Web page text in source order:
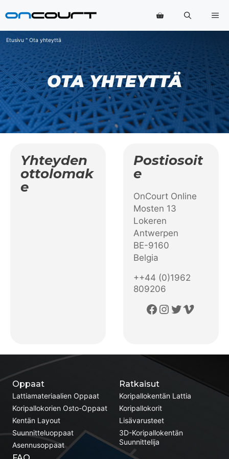
sisältöön
Etusivu " Ota yhteyttä
OTA YHTEYTTÄ
Yhteyden
Ottolomak
E
Postiosoit
E
OnCourt Online
Mosten 13
Lokeren
Antwerpen
BE-9160
Belgia
++44 (0)1962
809206
Facebook
Instagram
Twitter
Vimeo
Ratkaisut
Koripallokentän Lattia
Koripallokorit
Lisävarusteet
3D-Koripallokentän
Suunnittelija
Oppaat
Lattiamateriaalien Oppaat
Koripallokorien Osto-Oppaat
Kentän Layout
Suunnitteluoppaat
Asennusoppaat